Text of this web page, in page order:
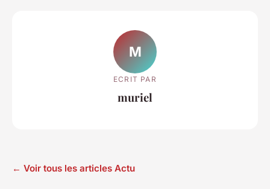
M
ECRIT PAR
muriel
← Voir tous les articles Actu